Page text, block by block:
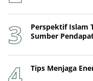
Perspektif Islam
Sumber
Tips Menjaga